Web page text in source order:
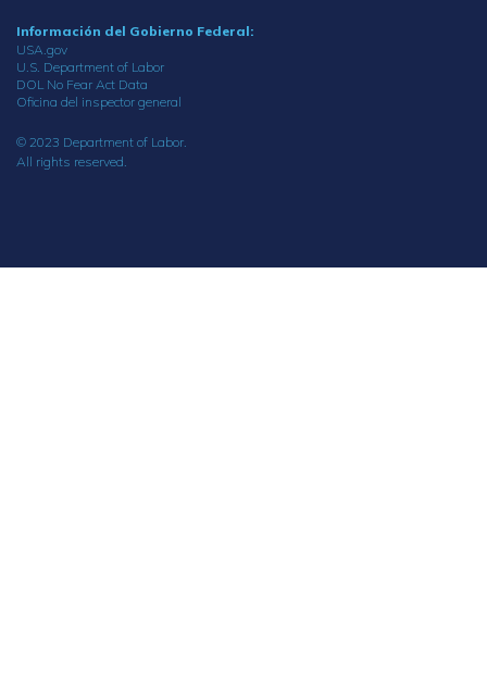
Información del Gobierno Federal:
USA.gov
U.S. Department of Labor
DOL No Fear Act Data
Oficina del inspector general
© 2023 Department of Labor.
All rights reserved.